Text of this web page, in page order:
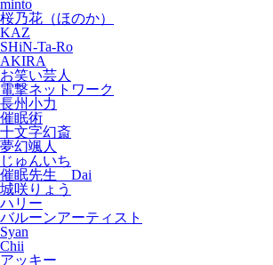
minto
桜乃花（ほのか）
KAZ
SHiN-Ta-Ro
AKIRA
お笑い芸人
電撃ネットワーク
長州小力
催眠術
十文字幻斎
夢幻颯人
じゅんいち
催眠先生 Dai
城咲りょう
ハリー
バルーンアーティスト
Syan
Chii
アッキー